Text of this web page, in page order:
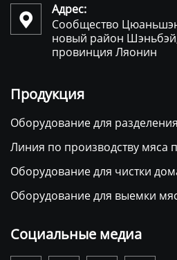

Адрес:
Сообщество
новый район
провинция Ляонин
Продукция
Оборудование для
Линия по производству мяса
Оборудование для чистки
Оборудование для выемки
Социальные медиа